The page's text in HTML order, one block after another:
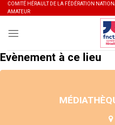
Skip
to
content
COMITÉ HÉRAULT DE LA FÉDÉRATION
AMATEUR
Evènement à ce lieu